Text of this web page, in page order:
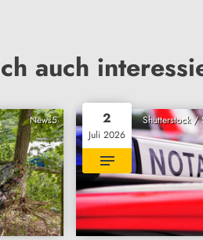
auch
News5 Shutterstock
2
Juli 2026